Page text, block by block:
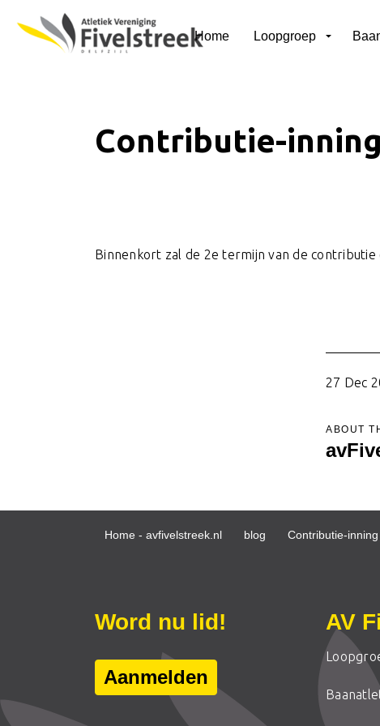
Home Loopgroep
Contributie-inning
Binnenkort zal de 2e termijn van de
27 Dec
ABOUT
Home - avfivelstreek.nl blog Contributie-inning
Word nu lid!
Aanmelden
AV